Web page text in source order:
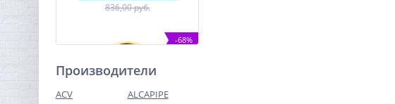
836,00 руб.
-68%
Производители
ACV
ALCAPIPE